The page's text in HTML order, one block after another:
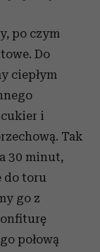
po czym
Do
ciepłym
cukier i
Tak
30 minut,
do toru
go z
połową